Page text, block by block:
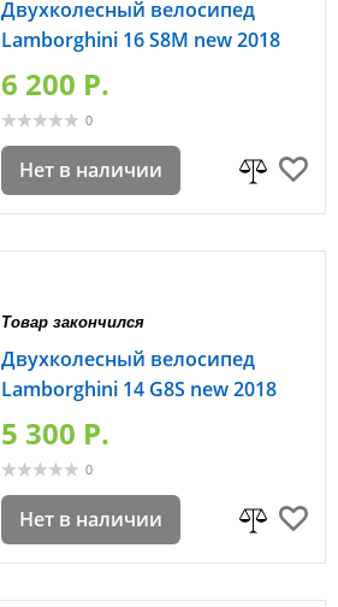
Двухколесный велосипед
Lamborghini 16 S8M new 2018
6 200 P.
0
Нет в наличии
Товар закончился
Двухколесный велосипед
Lamborghini 14 G8S new 2018
5 300 P.
0
Нет в наличии